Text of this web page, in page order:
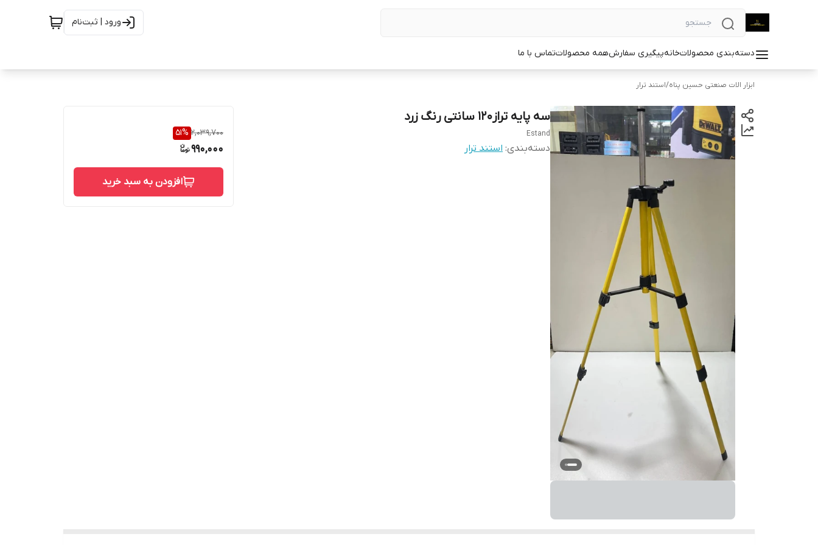
ورود | ثبت‌نام
دسته‌بندی محصولاتخانهپیگیری سفارشهمه محصولاتتماس با ما
ابزار الات صنعتی حسین پناه/استند ترار
سه پایه تراز۱۲۰ سانتی رنگ زرد
Estand
دسته‌بندی: استند ترار
2,039,700
51%
990,000
افزودن به سبد خرید